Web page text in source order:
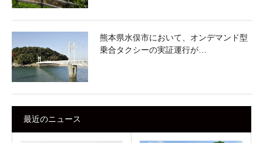
熊本県水俣市において、オンデマンド型
乗合タクシーの実証運行が…
最近のニュース